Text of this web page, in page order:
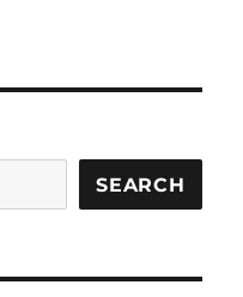
SEARCH